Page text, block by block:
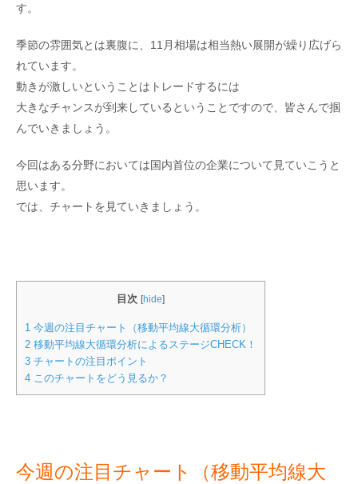
す。
季節の雰囲気とは裏腹に、11月相場は相当熱い展開が繰り広げら
れています。
動きが激しいということはトレードするには
大きなチャンスが到来しているということですので、皆さんで掴
んでいきましょう。
今回はある分野においては国内首位の企業について見ていこうと
思います。
では、チャートを見ていきましょう。
目次 [hide]
1 今週の注目チャート（移動平均線大循環分析）
2 移動平均線大循環分析によるステージCHECK！
3 チャートの注目ポイント
4 このチャートをどう見るか？
今週の注目チャート（移動平均線大